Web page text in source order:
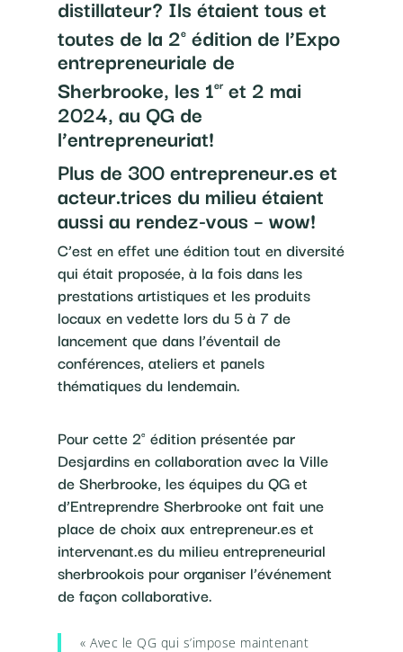
distillateur? Ils étaient tous et
toutes de la 2e édition de l’Expo
entrepreneuriale de
Sherbrooke, les 1er et 2 mai
2024, au QG de
l’entrepreneuriat!
Plus de 300 entrepreneur.es et
acteur.trices du milieu étaient
aussi au rendez-vous – wow!
C’est en effet une édition tout en diversité
qui était proposée, à la fois dans les
prestations artistiques et les produits
locaux en vedette lors du 5 à 7 de
lancement que dans l’éventail de
conférences, ateliers et panels
thématiques du lendemain.
Pour cette 2e édition présentée par
Desjardins en collaboration avec la Ville
de Sherbrooke, les équipes du QG et
d’Entreprendre Sherbrooke ont fait une
place de choix aux entrepreneur.es et
intervenant.es du milieu entrepreneurial
sherbrookois pour organiser l’événement
de façon collaborative.
« Avec le QG qui s’impose maintenant